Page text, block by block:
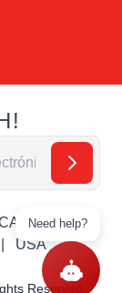
USA
Reserved.
Need help?